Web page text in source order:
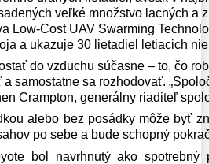
veľké množstvo lacných a
Low-Cost UAV Swarming
a ukazuje 30 lietadiel letiacich
do vzduchu súčasne – to, čo
samostatne sa rozhodovať.
Crampton, generálny riaditeľ
alebo bez posádky môže byť
po sebe a bude schopný
bol navrhnutý ako spotrebný